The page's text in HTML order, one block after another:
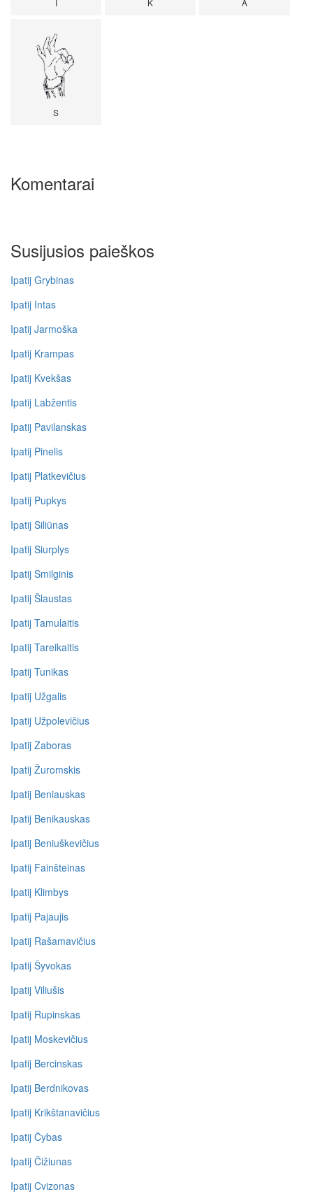
K A
S
Komentarai
Susijusios paieškos
Ipatij Grybinas
Ipatij Intas
Ipatij Jarmoška
Ipatij Krampas
Ipatij Kvekšas
Ipatij Labžentis
Ipatij Pavilanskas
Ipatij Pinelis
Ipatij Platkevičius
Ipatij Pupkys
Ipatij Siliūnas
Ipatij Siurplys
Ipatij Smilginis
Ipatij Šlaustas
Ipatij Tamulaitis
Ipatij Tareikaitis
Ipatij Tunikas
Ipatij Užgalis
Ipatij Užpolevičius
Ipatij Zaboras
Ipatij Žuromskis
Ipatij Beniauskas
Ipatij Benikauskas
Ipatij Beniuškevičius
Ipatij Fainšteinas
Ipatij Klimbys
Ipatij Pajaujis
Ipatij Rašamavičius
Ipatij Šyvokas
Ipatij Viliušis
Ipatij Rupinskas
Ipatij Moskevičius
Ipatij Bercinskas
Ipatij Berdnikovas
Ipatij Krikštanavičius
Ipatij Čybas
Ipatij Čižiunas
Ipatij Cvizonas